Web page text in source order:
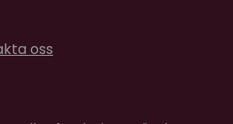
oss